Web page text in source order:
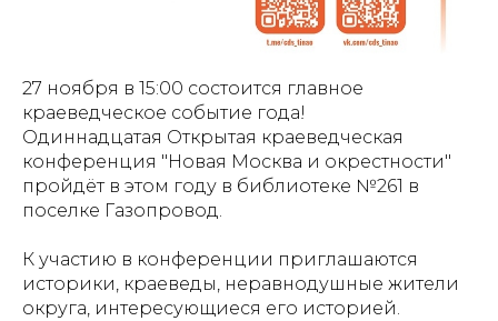
27 ноября в 15:00 состоится главное
краеведческое событие года!
Одиннадцатая Открытая краеведческая
конференция "Новая Москва и окрестности"
пройдёт в этом году в библиотеке №261 в
поселке Газопровод.
К участию в конференции приглашаются
историки, краеведы, неравнодушные жители
округа, интересующиеся его историей.